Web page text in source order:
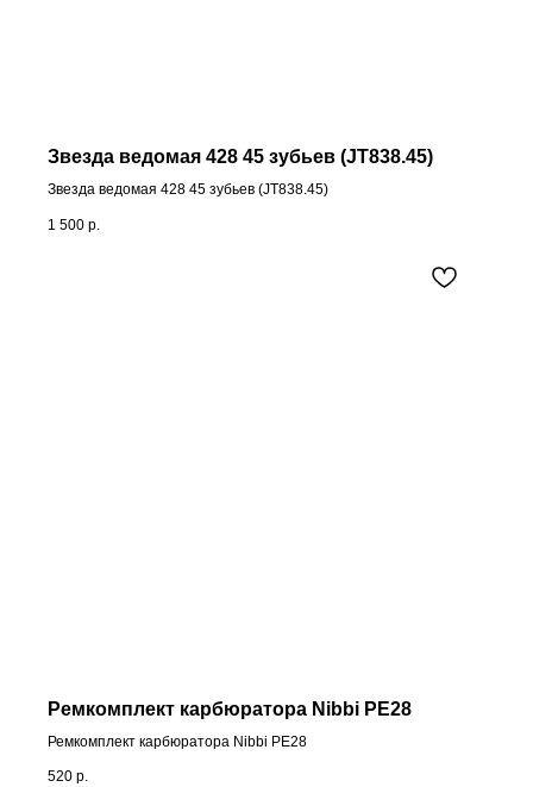
Звезда ведомая 428 45 зубьев (JT838.45)
Звезда ведомая 428 45 зубьев (JT838.45)
1 500 р.
Ремкомплект карбюратора Nibbi PE28
Ремкомплект карбюратора Nibbi PE28
520 р.